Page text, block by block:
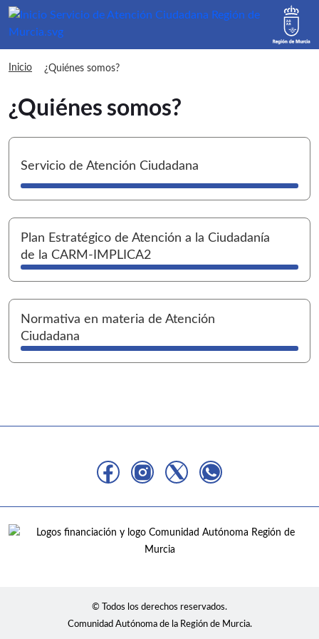
sac ¿Quiénes somos?
Inicio ¿Quiénes somos?
¿Quiénes somos?
Servicio de Atención Ciudadana
Plan Estratégico de Atención a la Ciudadanía
de la CARM-IMPLICA2
Normativa en materia de Atención
Ciudadana
© Todos los derechos reservados.
Comunidad Autónoma de la Región de Murcia.